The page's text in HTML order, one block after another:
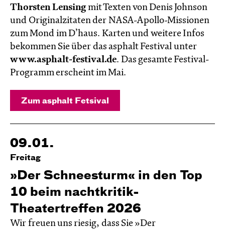
Thorsten Lensingmit Texten von Denis Johnson
und Originalzitaten der NASA-Apollo-Missionen
zum Mond im D’haus. Karten und weitere Infos
bekommen Sie über das asphalt Festival unter
www.asphalt-festival.de. Das gesamte Festival-
Programm erscheint im Mai.
Zum asphalt Fetsival
09.01.
Freitag
»Der Schneesturm« in den Top
10 beim nachtkritik-
Theatertreffen 2026
Wir freuen uns riesig, dass Sie »Der